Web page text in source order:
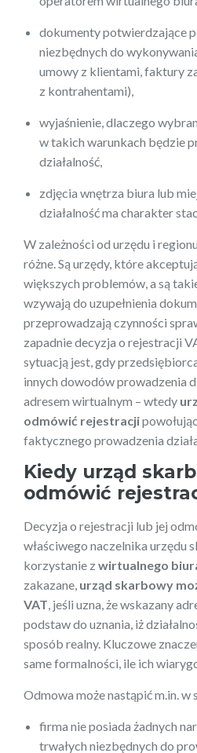
dokumenty potwierdzające
niezbędnych do
umowy z klientami, faktury
z kontrahentami),
wyjaśnienie, dlaczego
w takich warunkach będzie
działalność,
zdjęcia wnętrza biura lub
działalność ma charakter
W zależności od urzędu i
różne. Są urzędy, które
większych problemów, a są
wzywają do uzupełnienia
przeprowadzają czynności
zapadnie decyzja o rejestracji
sytuacją jest, gdy
innych dowodów prowadzenia
adresem wirtualnym – wtedy
odmówić rejestracji
faktycznego prowadzenia
Kiedy urząd
odmówić
Decyzja o rejestracji lub jej
właściwego naczelnika urzędu
korzystanie z wirtualnego
zakazane, urząd skarbowy
VAT , jeśli uzna, że wskazany
podstaw do uznania, iż
sposób realny. Kluczowe
same formalności, ile ich
Odmowa może nastąpić m.in. w
firma nie posiada żadnych
trwałych niezbędnych do